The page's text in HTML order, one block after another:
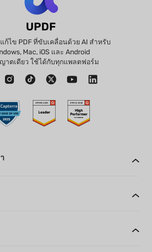
UPDF
ก้ไข PDF ที่ขับเคลื่อนด้วย AI สำหรับ
Mac, iOS และ Android
าตเดียว ใช้ได้กับทุกแพลตฟอร์ม